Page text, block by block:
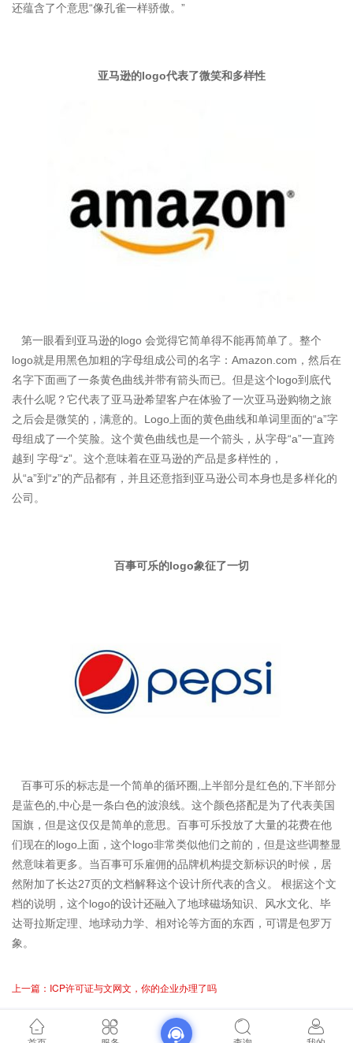
还蕴含了个意思“像孔雀一样骄傲。”
亚马逊的logo代表了微笑和多样性
第一眼看到亚马逊的logo 会觉得它简单得不能再简单了。整个
logo就是用黑色加粗的字母组成公司的名字：Amazon.com，然后在
名字下面画了一条黄色曲线并带有箭头而已。但是这个logo到底代
表什么呢？它代表了亚马逊希望客户在体验了一次亚马逊购物之旅
之后会是微笑的，满意的。Logo上面的黄色曲线和单词里面的“a”字
母组成了一个笑脸。这个黄色曲线也是一个箭头，从字母“a”一直跨
越到 字母“z”。这个意味着在亚马逊的产品是多样性的，
从“a”到“z”的产品都有，并且还意指到亚马逊公司本身也是多样化的
公司。
百事可乐的logo象征了一切
百事可乐的标志是一个简单的循环圈,上半部分是红色的,下半部分
是蓝色的,中心是一条白色的波浪线。这个颜色搭配是为了代表美国
国旗，但是这仅仅是简单的意思。百事可乐投放了大量的花费在他
们现在的logo上面，这个logo非常类似他们之前的，但是这些调整显
然意味着更多。当百事可乐雇佣的品牌机构提交新标识的时候，居
然附加了长达27页的文档解释这个设计所代表的含义。 根据这个文
档的说明，这个logo的设计还融入了地球磁场知识、风水文化、毕
达哥拉斯定理、地球动力学、相对论等方面的东西，可谓是包罗万
象。
上一篇：ICP许可证与文网文，你的企业办理了吗